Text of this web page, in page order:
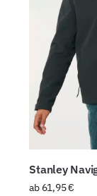
Stanley
ab 61,95€